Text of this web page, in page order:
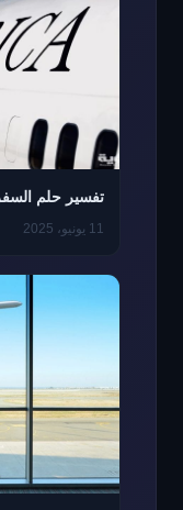
تفسير حلم
11 يونيو، 2025